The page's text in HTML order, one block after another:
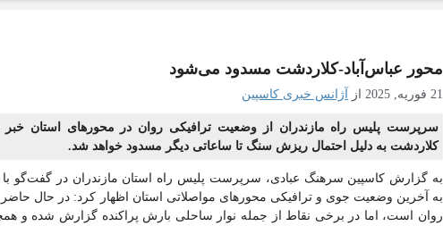
محور عباس‌آباد-کلاردشت مسدود می‌شود
21 فوریه, 2025 از آژانس خبری کاسپین
سرپرست پلیس راه مازندران از وضعیت ترافیکی روان در محورهای استان
کلاردشت به دلیل احتمال ریزش سنگ تا ساعاتی دیگر مسدود خواهد شد.
به گزارش کاسپین سرهنگ عبادی، سرپرست پلیس راه استان مازندران در گفت‌گو با
به آخرین وضعیت جوی و ترافیکی محورهای مواصلاتی استان اظهار کرد: در حال حاضر
روان است، اما در برخی نقاط از جمله نوار ساحلی بارش پراکنده گزارش شده و